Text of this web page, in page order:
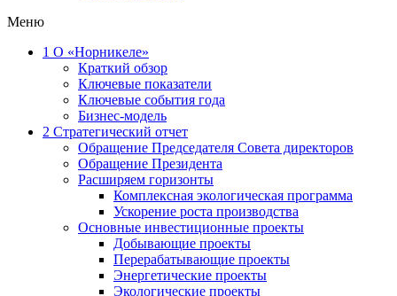
Меню
1 О «Норникеле»
Краткий обзор
Ключевые показатели
Ключевые события года
Бизнес-модель
2 Стратегический отчет
Обращение Председателя Совета директоров
Обращение Президента
Расширяем горизонты
Комплексная экологическая программа
Ускорение роста производства
Основные инвестиционные проекты
Добывающие проекты
Перерабатывающие проекты
Энергетические проекты
Экологические проекты